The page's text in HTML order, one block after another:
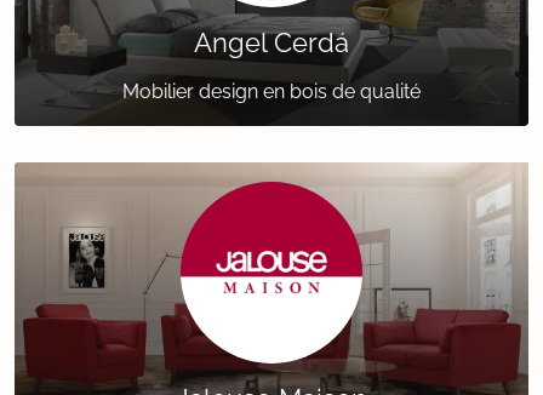
Angel Cerdá
Mobilier design en bois de qualité